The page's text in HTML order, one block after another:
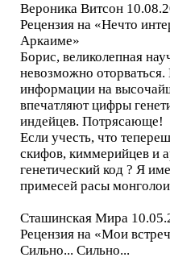
Вероника Витсон
Рецензия на «Нечто
Аркаиме»
Борис, великолепная
невозможно
информации на
впечатляют цифры
индейцев. Потрясающе!
Если учесть, что
скифов, киммерийцев и
генетический код ? Я
примесей расы
Сташинская Мира
Рецензия на «Мои
Сильно... Сильно...